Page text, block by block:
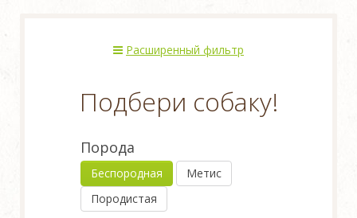
Расширенный фильтр
Подбери собаку!
Порода
Беспородная
Метис
Породистая